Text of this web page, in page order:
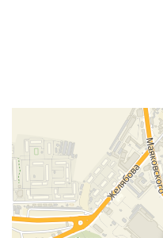
Wi-Fi модуль: Нет
Работа с умным домом:
Таймер на включение:
Управление c
Режимы
Количество режимов
Демо режим: Нет
Режим антизамерзания: